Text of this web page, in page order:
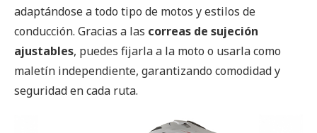
adaptándose a todo tipo de motos y estilos de
conducción. Gracias a las correas de sujeción
ajustables, puedes fijarla a la moto o usarla como
maletín independiente, garantizando comodidad y
seguridad en cada ruta.